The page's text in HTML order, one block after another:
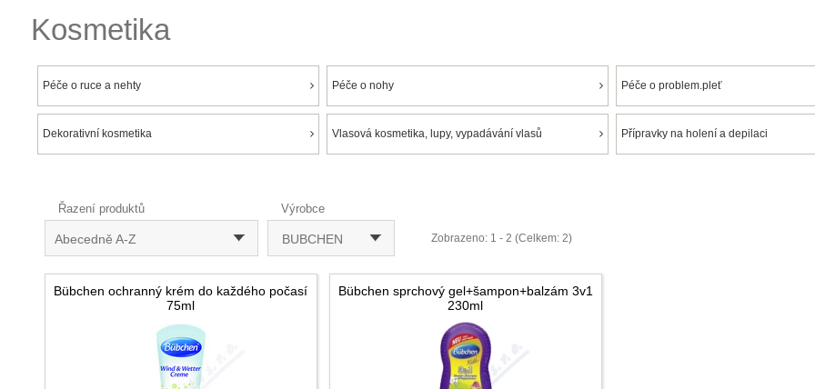
Kosmetika
Péče o ruce a nehty Péče o nohy Péče o problem.pleť
Dekorativní kosmetika Vlasová kosmetika, lupy, vypadávání vlasů Přípravky na holení a depilaci
Řazení produktů
Abecedně A-Z
Výrobce
BUBCHEN Zobrazeno: 1 - 2 (Celkem: 2)
Bübchen ochranný krém do každého počasí
75ml
Bübchen sprchový gel+šampon+balzám 3v1
230ml